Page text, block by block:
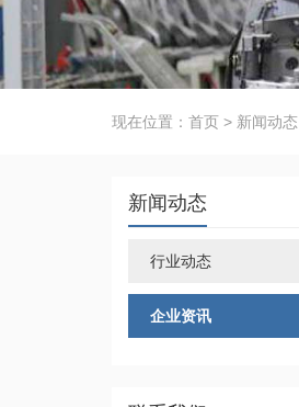
现在位置： 首页 > 新闻动态
新闻动态
行业动态
企业资讯